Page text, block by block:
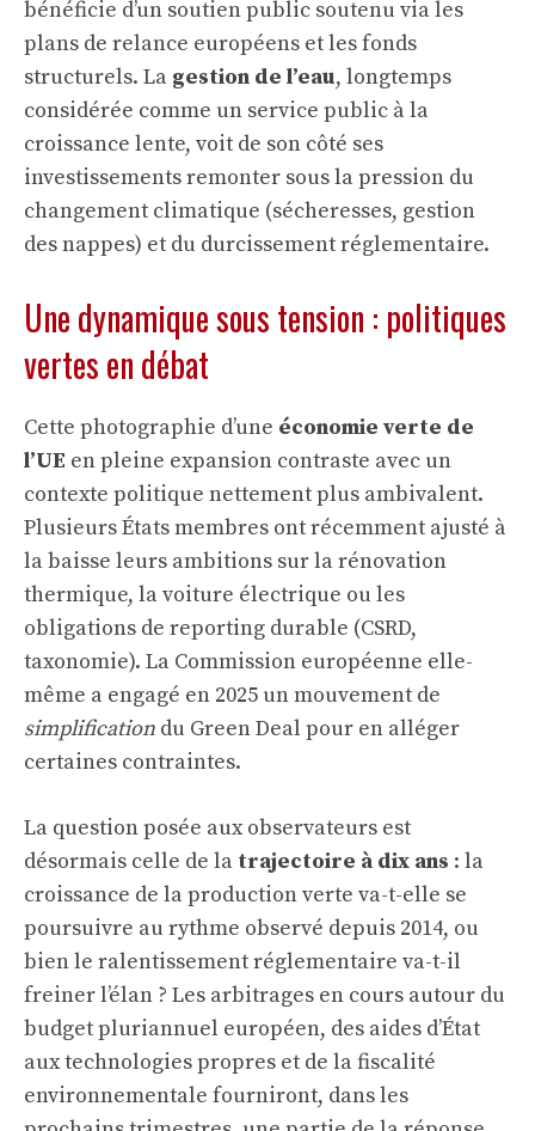
bénéficie d’un soutien public soutenu via les
plans de relance européens et les fonds
structurels. La gestion de l’eau, longtemps
considérée comme un service public à la
croissance lente, voit de son côté ses
investissements remonter sous la pression du
changement climatique (sécheresses, gestion
des nappes) et du durcissement réglementaire.
Une dynamique sous tension : politiques
vertes en débat
Cette photographie d’une économie verte de
l’UE en pleine expansion contraste avec un
contexte politique nettement plus ambivalent.
Plusieurs États membres ont récemment ajusté à
la baisse leurs ambitions sur la rénovation
thermique, la voiture électrique ou les
obligations de reporting durable (CSRD,
taxonomie). La Commission européenne elle-
même a engagé en 2025 un mouvement de
simplification du Green Deal pour en alléger
certaines contraintes.
La question posée aux observateurs est
désormais celle de la trajectoire à dix ans : la
croissance de la production verte va-t-elle se
poursuivre au rythme observé depuis 2014, ou
bien le ralentissement réglementaire va-t-il
freiner l’élan ? Les arbitrages en cours autour du
budget pluriannuel européen, des aides d’État
aux technologies propres et de la fiscalité
environnementale fourniront, dans les